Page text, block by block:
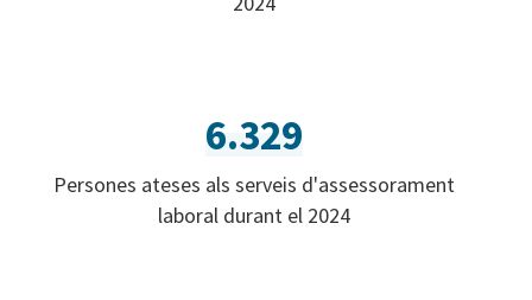
6.329
Persones ateses als serveis d'assessorament
laboral durant el 2024